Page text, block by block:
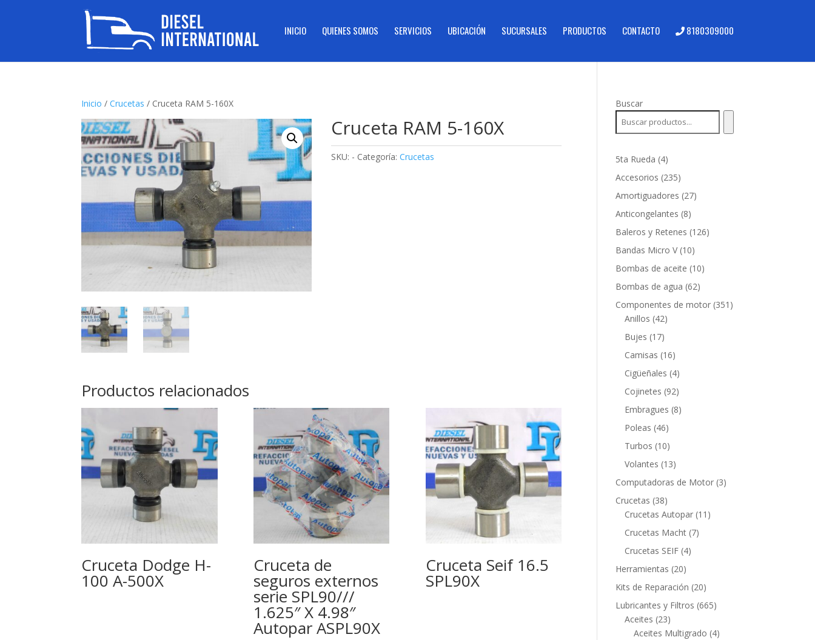
INICIO QUIENES SOMOS SERVICIOS UBICACIÓN SUCURSALES PRODUCTOS CONTACTO 8180309000
Inicio /Crucetas / Cruceta RAM 5-160X
Cruceta RAM 5-160X
SKU: - Categoría:Crucetas
Productos relacionados
Cruceta Dodge H-
100 A-500X
Cruceta de
seguros externos
serie SPL90///
1.625″ X 4.98″
Autopar ASPL90X
Cruceta Seif 16.5
SPL90X
Buscar
5ta Rueda 44
productos
Accesorios 235235
productos
Amortiguadores 2727
Anticongelantes 88
productos
Baleros y Retenes 126126
Bandas Micro V 1010
productos
Bombas de aceite 1010
Bombas de agua 6262
productos
Componentes de motor 351 351
Anillos 4242
Bujes 1717
productos
Camisas 1616
productos
Cigüeñales 44
productos
Cojinetes 9292
productos
Embragues 88
Poleas 4646
productos
Turbos 1010
productos
Volantes 1313
productos
Computadoras de Motor 33
Crucetas 3838
productos
Crucetas Autopar 11 11
Crucetas Macht 77
Crucetas SEIF 44
Herramientas 2020
productos
Kits de Reparación 2020
productos
Lubricantes y Filtros 665665
Aceites 2323
productos
Aceites Multigrado 44